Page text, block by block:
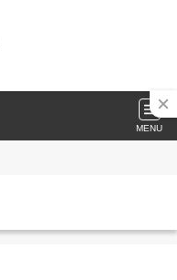
MENU